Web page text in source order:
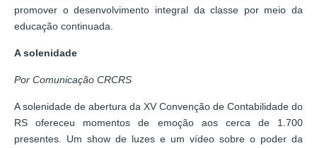
promover o desenvolvimento integral da classe por meio da
educação continuada.
A solenidade
Por Comunicação CRCRS
A solenidade de abertura da XV Convenção de Contabilidade do
RS ofereceu momentos de emoção aos cerca de 1.700
presentes. Um show de luzes e um vídeo sobre o poder da